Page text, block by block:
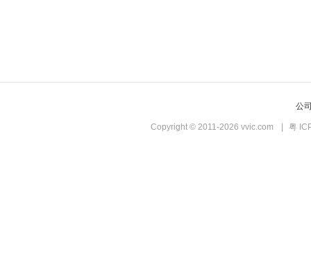
公
Copyright © 2011-2026 vvic.com 粤